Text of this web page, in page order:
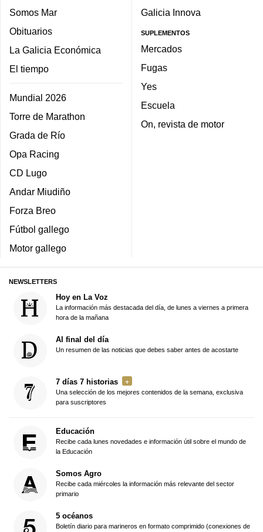
Somos Mar
Obituarios
La Galicia Económica
El tiempo
Mundial 2026
Torre de Marathon
Grada de Río
Opa Racing
CD Lugo
Andar Miudiño
Forza Breo
Fútbol gallego
Motor gallego
Galicia Innova
SUPLEMENTOS
Mercados
Fugas
Yes
Escuela
On, revista de motor
NEWSLETTERS
Hoy en La Voz
La información más destacada del día, de lunes a viernes a primera
hora de la mañana
Al final del día
Un resumen de las noticias que debes saber antes de acostarte
7 días 7 historias
Una selección de los mejores contenidos de la semana, exclusiva
para suscriptores
Educación
Recibe cada lunes novedades e información útil sobre el mundo de
la Educación
Somos Agro
Recibe cada miércoles la información más relevante del sector
primario
5 océanos
Boletín diario para marineros en formato comprimido (conexiones de